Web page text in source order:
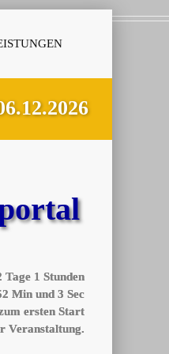
Tage 1 Stunden
Min und 3 Sec
ersten Start
Veranstaltung.